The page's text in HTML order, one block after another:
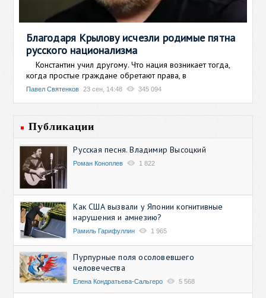
Благодаря Крылову исчезли родимые пятна
русского национализма
Константин учил другому. Что нация возникает тогда,
когда простые граждане обретают права, в
Павел Святенков 23 сен, 14:48 345 094
Публикации
Русская песня. Владимир Высоцкий
Роман Коноплев 1 822
Как США вызвали у Японии когнитивные
нарушения и амнезию?
Рамиль Гарифуллин 1 965
Пурпурные поля осоловевшего
человечества
Елена Кондратьева-Сальгеро 5 568